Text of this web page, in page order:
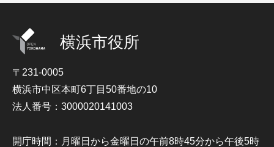
横浜市役所
〒231-0005
横浜市中区本町6丁目50番地の10
法人番号：3000020141003
開庁時間：月曜日から金曜日の午前8時45分から午後5時